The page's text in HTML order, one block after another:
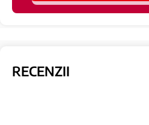
RECENZII